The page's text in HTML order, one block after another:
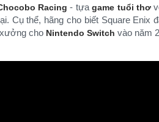
Racing - tựagame tuổi thơ
Cụ thể, hãng cho biết Square Enix
cho Nintendo Switch vào năm